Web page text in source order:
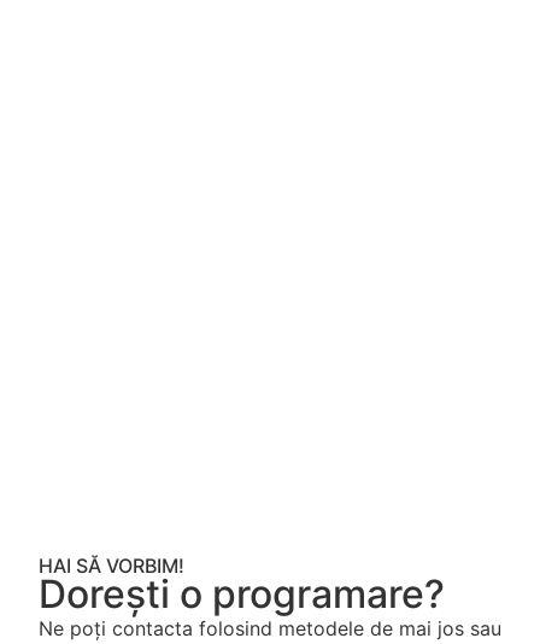
HAI SĂ VORBIM!
Dorești o programare?
Ne poți contacta folosind metodele de mai jos sau